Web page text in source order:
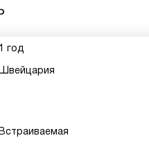
1 год
Швейцария
Встраиваемая